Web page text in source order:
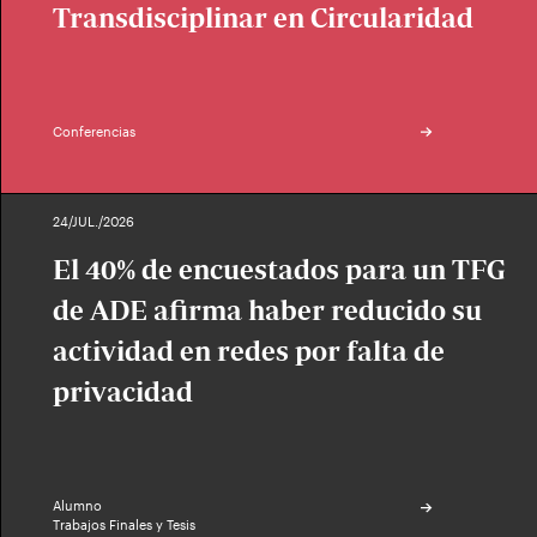
Transdisciplinar en Circularidad
Conferencias
24/JUL./2026
El 40% de encuestados para un TFG
de ADE afirma haber reducido su
actividad en redes por falta de
privacidad
Alumno
Trabajos Finales y Tesis